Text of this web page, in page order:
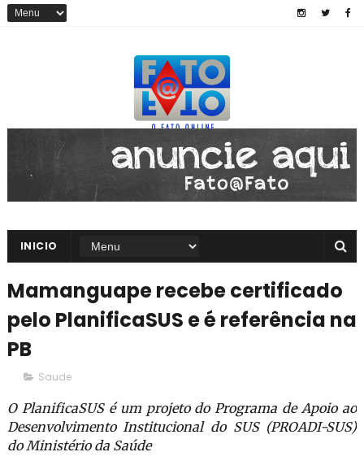
INICIO
Mamanguape recebe certificado
pelo PlanificaSUS e é referência na
PB
Saude
O PlanificaSUS é um projeto do Programa de Apoio ao
Desenvolvimento Institucional do SUS (PROADI-SUS)
do Ministério da Saúde